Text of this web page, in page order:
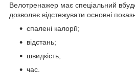
Велотренажер має спеціальний
дозволяє відстежувати основні
спалені калорії;
відстань;
швидкість;
час.